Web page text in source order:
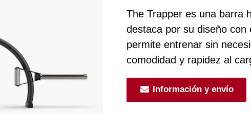
The Trapper es una barra
destaca por su diseño con
permite entrenar sin
comodidad y rapidez al
Información y envío